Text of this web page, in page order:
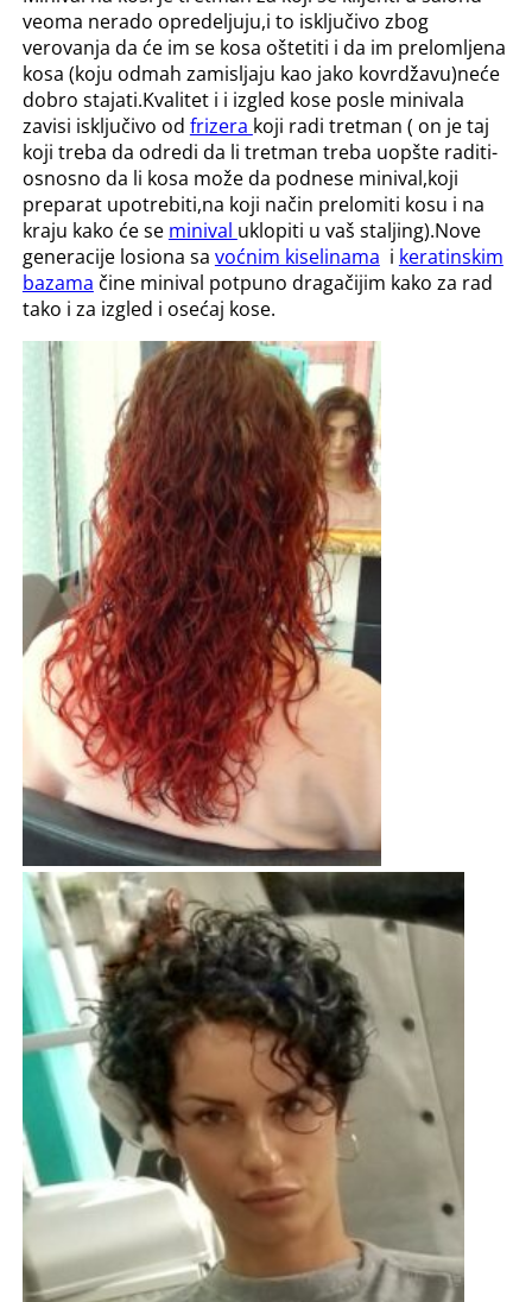
veoma nerado opredeljuju,i to isključivo zbog
verovanja da će im se kosa oštetiti i da im prelomljena
kosa (koju odmah zamisljaju kao jako kovrdžavu)neće
dobro stajati.Kvalitet i i izgled kose posle minivala
zavisi isključivo od frizera koji radi tretman ( on je taj
koji treba da odredi da li tretman treba uopšte raditi-
osnosno da li kosa može da podnese minival,koji
preparat upotrebiti,na koji način prelomiti kosu i na
kraju kako će se minival uklopiti u vaš staljing).Nove
generacije losiona sa voćnim kiselinama i keratinskim
bazama čine minival potpuno dragačijim kako za rad
tako i za izgled i osećaj kose.